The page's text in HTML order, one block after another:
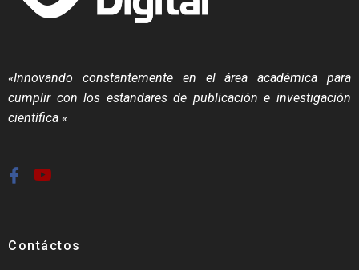
«Innovando constantemente en el área académica para
cumplir con los estandares de publicación e investigación
científica «
Contáctos